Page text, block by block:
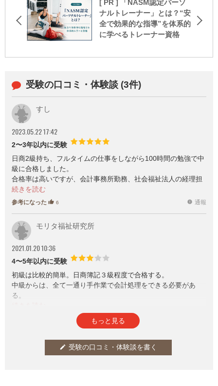
[ PR ] 「NASM認定パーソ
ナルトレーナー」とは？“安
全で効果的な指導”を体系的
に学べるトレーナー資格
受験の口コミ・体験談 (3件)
すし
2023.05.22 17:42
2〜3年以内に受験
日商2級持ち、フルタイムの仕事をしながら100時間の勉強で中
級に合格しました。
合格率は高いですが、会計事務所勤務、社会福祉法人の経理担
当者が多く受験するため、受験者のレベルは相当高いと思いま
す。
参考になった thumb_up 6 report 通報
モリタ福祉研究所
2021.01.20 10:36
4〜5年以内に受験
初級は比較的簡単。日商簿記３級程度で合格する。
中級からは、全て一通り手作業で会計処理をできる必要があ
る。
例１：普通ではありえないマイナス決算
るようにしておく事。
例３：仕分け、伝票、資産まで手作業の仕分け作業がとにかく
もっと見る
edit 受験の口コミ・体験談を書く